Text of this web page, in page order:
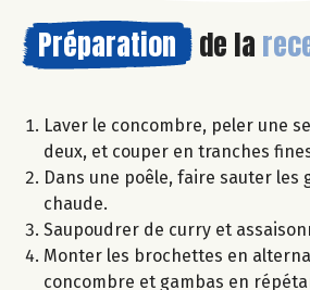
Préparation de la
Laver le concombre, peler une
deux, et couper en tranches
Dans une poêle, faire sauter les
chaude.
Saupoudrer de curry et
Monter les brochettes en
concombre et gambas en